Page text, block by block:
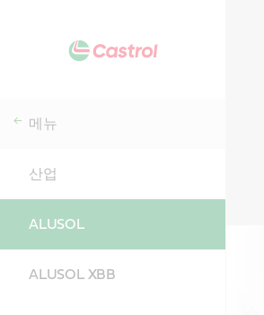
메뉴
산업
ALUSOL
ALUSOL XBB